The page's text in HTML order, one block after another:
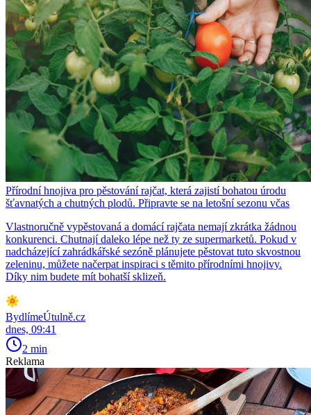
Přírodní hnojiva pro pěstování rajčat, která zajistí bohatou úrodu
šťavnatých a chutných plodů. Připravte se na letošní sezonu včas
Vlastnoručně vypěstovaná a domácí rajčata nemají zkrátka žádnou
konkurenci. Chutnají daleko lépe než ty ze supermarketů. Pokud v
nadcházející zahrádkářské sezóně plánujete pěstovat tuto skvostnou
zeleninu, můžete načerpat inspiraci s těmito přírodními hnojivy.
Díky nim budete mít bohatší sklizeň.
BydlímeÚtulně.cz
dnes, 09:41
2 min
Reklama